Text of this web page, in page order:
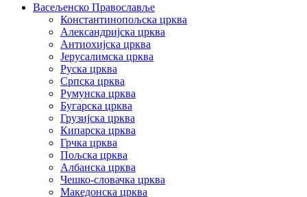
Васељенско Православље
Константинопољска црква
Александријска црква
Антиохијска црква
Јерусалимска црква
Руска црква
Српска црква
Румунска црква
Бугарска црква
Грузијска црква
Кипарска црква
Грчка црква
Пољска црква
Албанска црква
Чешко-словачка црква
Македонска црква